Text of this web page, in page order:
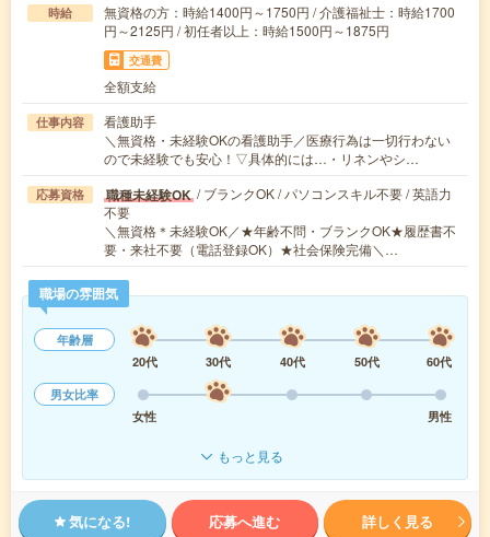
時給
無資格の方：時給1400円～1750円 / 介護福祉士：時給1700
円～2125円 / 初任者以上：時給1500円～1875円
交通費
全額支給
仕事内容
看護助手
＼無資格・未経験OKの看護助手／医療行為は一切行わない
ので未経験でも安心！▽具体的には…・リネンやシ…
応募資格 職種未経験OK / ブランクOK / パソコンスキル不要 / 英語力
不要
＼無資格＊未経験OK／★年齢不問・ブランクOK★履歴書不
要・来社不要（電話登録OK）★社会保険完備＼…
職場の雰囲気
年齢層
20代
30代 40代 50代
60代
男女比率
女性
男性
もっと見る
気になる! 応募へ進む 詳しく見る